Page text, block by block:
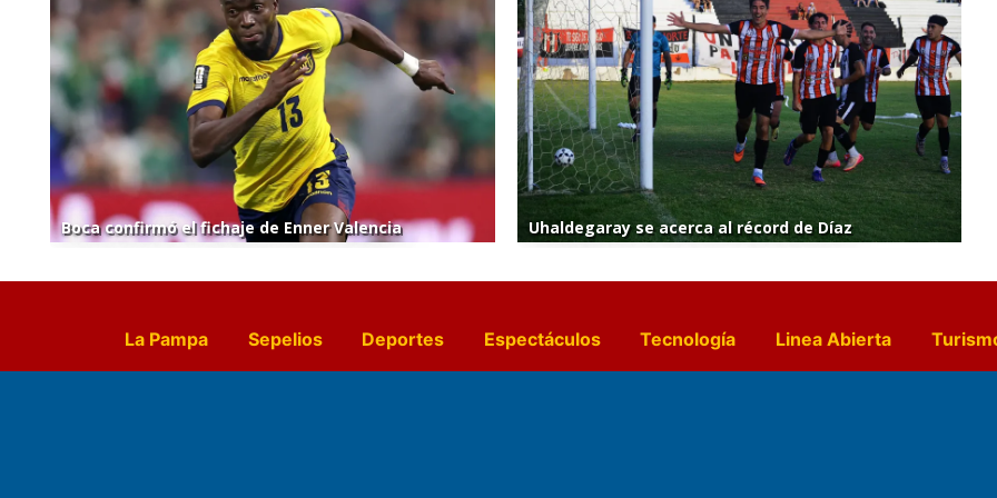
Boca confirmó el fichaje de Enner Valencia Uhaldegaray se acerca al récord de Díaz
La Pampa Sepelios Deportes Espectáculos Tecnología Linea Abierta